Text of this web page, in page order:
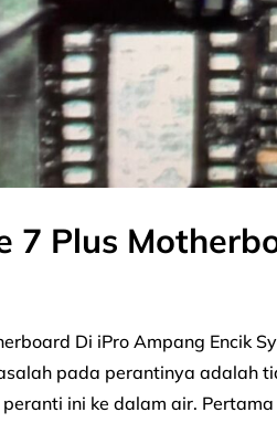
7 Plus
Di iPro Ampang Encik
pada perantinya adalah
ini ke dalam air. Pertama